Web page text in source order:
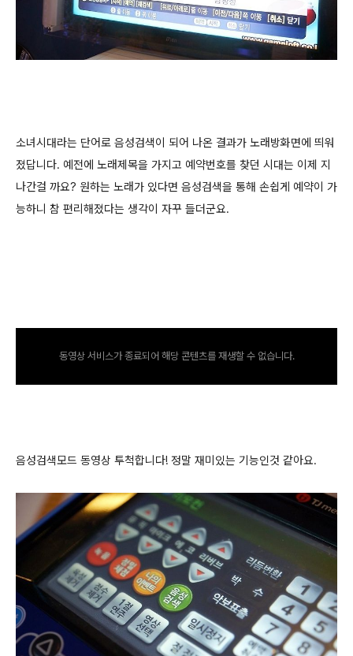
소녀시대라는 단어로 음성검색이 되어 나온 결과가 노래방화면에 띄워
졌답니다. 예전에 노래제목을 가지고 예약번호를 찾던 시대는 이제 지
나간걸 까요? 원하는 노래가 있다면 음성검색을 통해 손쉽게 예약이 가
능하니 참 편리해졌다는 생각이 자꾸 들더군요.
동영상 서비스가 종료되어 해당 콘텐츠를 재생할 수 없습니다.
음성검색모드 동영상 투척합니다! 정말 재미있는 기능인것 같아요.